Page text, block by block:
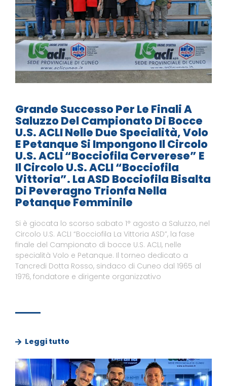
Grande Successo Per Le Finali A
Saluzzo Del Campionato Di Bocce
U.S. ACLI Nelle Due Specialità, Volo
E Petanque Si Impongono Il Circolo
U.S. ACLI “Bocciofila Cerverese” E
Il Circolo U.S. ACLI “Bocciofila
Vittoria”. La ASD Bocciofila Bisalta
Di Peveragno Trionfa Nella
Petanque Femminile
Si è giocata lo scorso sabato 1° agosto a Saluzzo, nel
Circolo U.S. ACLI “Bocciofila La Vittoria ASD”, la fase
finale del Campionato di bocce U.S. ACLI, nelle
specialità Volo e Petanque. Il torneo dedicato a
Tancredi Dotta Rosso, sindaco di Cuneo dal 1965 al
1976, fondatore e dirigente organizzativo
Leggi tutto